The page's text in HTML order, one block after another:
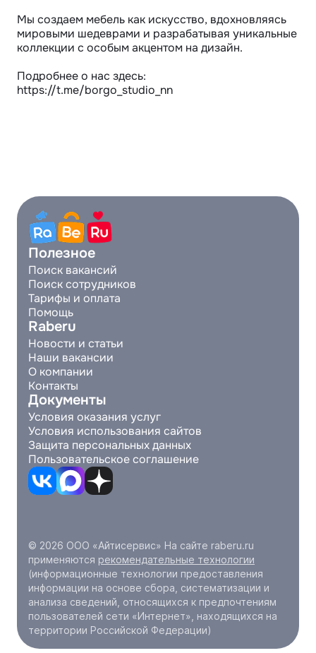
Мы создаем мебель как искусство, вдохновляясь
мировыми шедеврами и разрабатывая уникальные
коллекции с особым акцентом на дизайн.
Подробнее о нас здесь:
https://t.me/borgo_studio_nn
Полезное
Поиск вакансий
Поиск сотрудников
Тарифы и оплата
Помощь
Raberu
Новости и статьи
Наши вакансии
О компании
Контакты
Документы
Условия оказания услуг
Условия использования сайтов
Защита персональных данных
Пользовательское соглашение
© 2026 ООО «Айтисервис» На сайте raberu.ru
применяются рекомендательные технологии
(информационные технологии предоставления
информации на основе сбора, систематизации и
анализа сведений, относящихся к предпочтениям
пользователей сети «Интернет», находящихся на
территории Российской Федерации)